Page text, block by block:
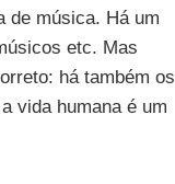
de música. Há um
etc. Mas
há também os
vida humana é um